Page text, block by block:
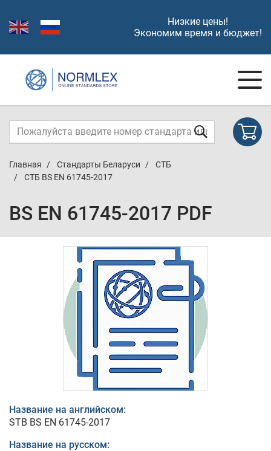
Низкие цены!
Экономим время и бюджет!
Главная Стандарты Беларуси
СТБ
СТБ BS EN 61745-2017
BS EN 61745-2017 PDF
Название на английском:
STB BS EN 61745-2017
Название на русском: